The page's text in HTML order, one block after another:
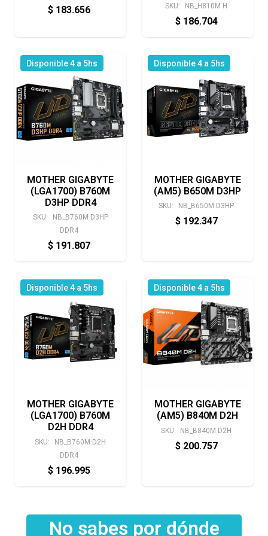
$ 183.656 SKU: NB_H810M H
$ 186.704
Disponible 4 a 5hs
MOTHER GIGABYTE
(LGA1700) B760M
D3HP DDR4
SKU:
NB_B760M D3HP
DDR4
$ 191.807
Disponible 4 a 5hs
MOTHER GIGABYTE
(AM5) B650M D3HP
SKU: NB_B650M D3HP
$ 192.347
Disponible 4 a 5hs
MOTHER GIGABYTE
(LGA1700) B760M
D2H DDR4
SKU:
NB_B760M D2H
DDR4
$ 196.995
Disponible 4 a 5hs
MOTHER GIGABYTE
(AM5) B840M D2H
SKU: NB_B840M D2H
$ 200.757
No sabes por dónde